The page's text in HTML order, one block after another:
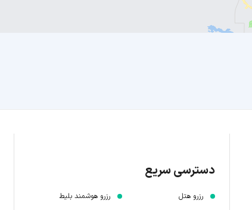
دسترسی سریع
رزرو هتل
رزرو هوشمند بلیط